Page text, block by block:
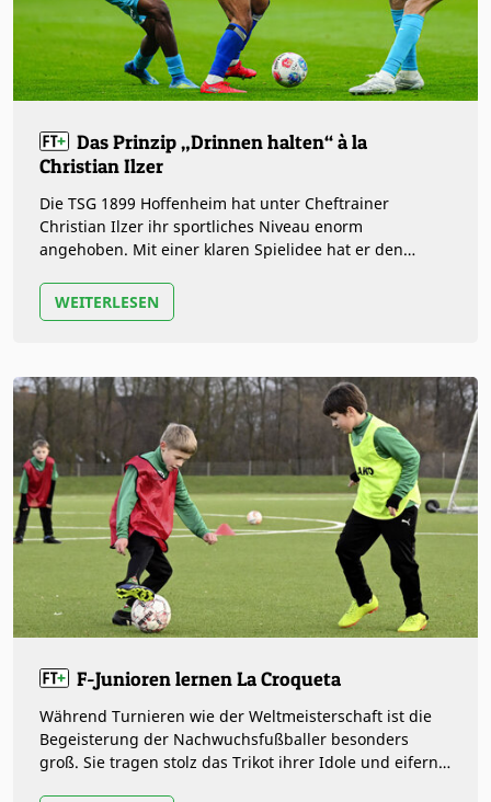
Das Prinzip „Drinnen halten“ à la
Christian Ilzer
Die TSG 1899 Hoffenheim hat unter Cheftrainer
Christian Ilzer ihr sportliches Niveau enorm
angehoben. Mit einer klaren Spielidee hat er den
WEITERLESEN
F-Junioren lernen La Croqueta
Während Turnieren wie der Weltmeisterschaft ist die
Begeisterung der Nachwuchsfußballer besonders
groß. Sie tragen stolz das Trikot ihrer Idole und eifern